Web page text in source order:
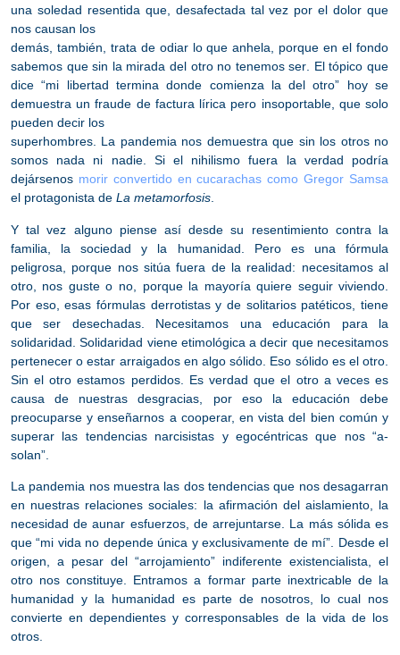
una soledad resentida que, desafectada tal vez por el dolor que
nos causan los
demás, también, trata de odiar lo que anhela, porque en el fondo
sabemos quesin la mirada del otro no tenemos ser. El tópico que
dice “mi libertad termina donde comienza la del otro” hoy se
demuestra un fraude de factura lírica pero insoportable, que solo
pueden decir los
superhombres. La pandemia nos demuestra que sin los otros no
somos nada ni nadie. Si el nihilismo fuera la verdad podría
dejársenos morir convertido en cucarachas como Gregor Samsa
el protagonista de La metamorfosis.
Y tal vez alguno piense así desde su resentimiento contra la
familia, la sociedad y la humanidad. Pero es una fórmula
peligrosa, porque nos sitúa fuera de la realidad: necesitamos al
otro, nos guste o no, porque la mayoría quiere seguir viviendo.
Por eso, esas fórmulas derrotistas y de solitarios patéticos, tiene
que ser desechadas. Necesitamos una educación para la
solidaridad.Solidaridad viene etimológica a decir que necesitamos
pertenecer o estar arraigados en algo sólido Eso sólido es el otro.
Sin el otro estamos perdidos. Es verdad que el otro a veces es
causa de nuestras desgracias, por eso la educación debe
preocuparse y enseñarnos a cooperar, en vista del bien común y
superar las tendencias narcisistas y egocéntricas que nos “a-
solan”.
La pandemia nos muestra las dos tendencias que nos desagarran
en nuestras relaciones sociales: la afirmación del aislamiento, la
necesidad de aunar esfuerzos, de arrejuntarse. La más sólida es
que “mi vida no depende única y exclusivamente de mí”. Desde el
origen, a pesar del “arrojamiento” indiferente existencialista, el
otro nos constituye. Entramos a formar parte inextricable de la
humanidad y la humanidad es parte de nosotros, lo cual nos
convierte en dependientes y corresponsables de la vida de los
otros.